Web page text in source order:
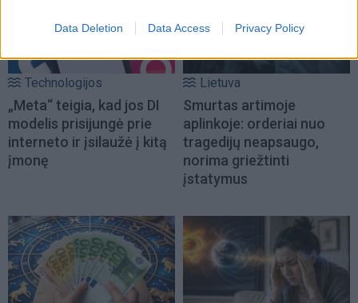
Data Deletion Data Access Privacy Policy
Technologijos
„Meta“ teigia, kad jos DI
modelis prisijungė prie
interneto ir įsilaužė į kitą
įmonę
Lietuva
Smurtas artimoje
aplinkoje: orderiai nuo
tragedijų neapsaugo,
norima griežtinti
įstatymus